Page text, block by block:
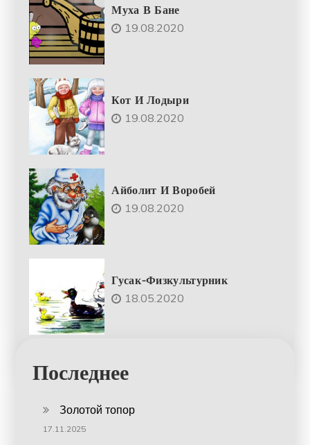
Муха В Бане
19.08.2020
Кот И Лодыри
19.08.2020
Айболит И Воробей
19.08.2020
Гусак-Физкультурник
18.05.2020
Последнее
Золотой топор
17.11.2025